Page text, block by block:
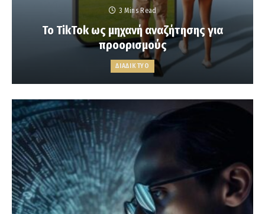
3 Mins Read
Το TikTok ως μηχανή αναζήτησης για
προορισμούς
ΔΙΑΔΙΚΤΥΟ